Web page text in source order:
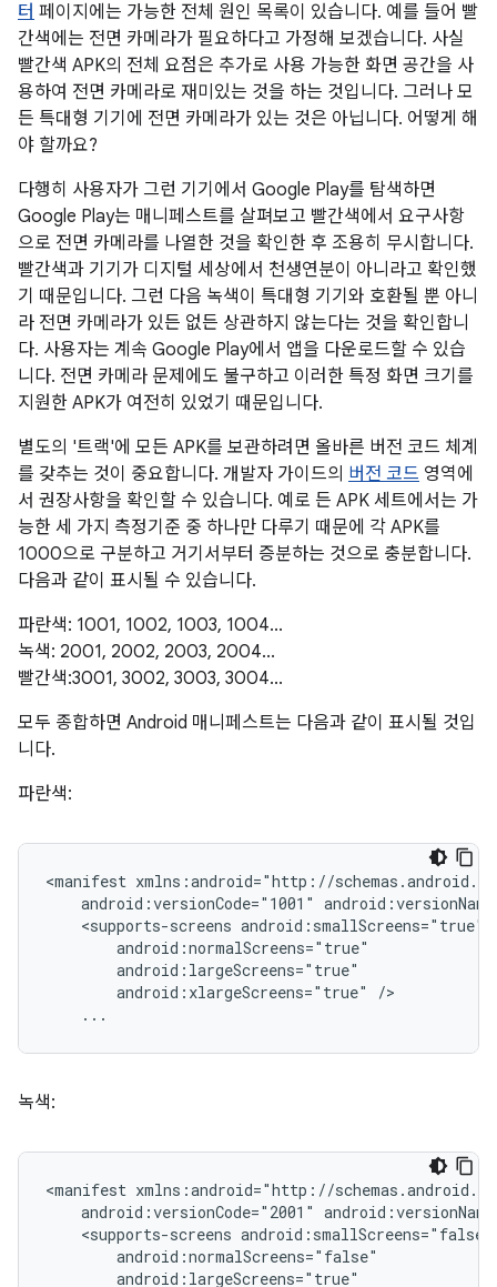
터 페이지에는 가능한 전체 원인 목록이 있습니다. 예를 들어 빨
간색에는 전면 카메라가 필요하다고 가정해 보겠습니다. 사실
빨간색 APK의 전체 요점은 추가로 사용 가능한 화면 공간을 사
용하여 전면 카메라로 재미있는 것을 하는 것입니다. 그러나 모
든 특대형 기기에 전면 카메라가 있는 것은 아닙니다. 어떻게 해
야 할까요?
다행히 사용자가 그런 기기에서 Google Play를 탐색하면
Google Play는 매니페스트를 살펴보고 빨간색에서 요구사항
으로 전면 카메라를 나열한 것을 확인한 후 조용히 무시합니다.
빨간색과 기기가 디지털 세상에서 천생연분이 아니라고 확인했
기 때문입니다. 그런 다음 녹색이 특대형 기기와 호환될 뿐 아니
라 전면 카메라가 있든 없든 상관하지 않는다는 것을 확인합니
다. 사용자는 계속 Google Play에서 앱을 다운로드할 수 있습
니다. 전면 카메라 문제에도 불구하고 이러한 특정 화면 크기를
지원한 APK가 여전히 있었기 때문입니다.
별도의 '트랙'에 모든 APK를 보관하려면 올바른 버전 코드 체계
를 갖추는 것이 중요합니다. 개발자 가이드의 버전 코드 영역에
서 권장사항을 확인할 수 있습니다. 예로 든 APK 세트에서는 가
능한 세 가지 측정기준 중 하나만 다루기 때문에 각 APK를
1000으로 구분하고 거기서부터 증분하는 것으로 충분합니다.
다음과 같이 표시될 수 있습니다.
파란색: 1001, 1002, 1003, 1004...
녹색: 2001, 2002, 2003, 2004...
빨간색:3001, 3002, 3003, 3004...
모두 종합하면 Android 매니페스트는 다음과 같이 표시될 것입
니다.
파란색:
<manifest
android:versionCode="1001"
<supports-screens
android:xlargeScreens="true"
...
녹색:
<manifest
android:versionCode="2001"
<supports-screens